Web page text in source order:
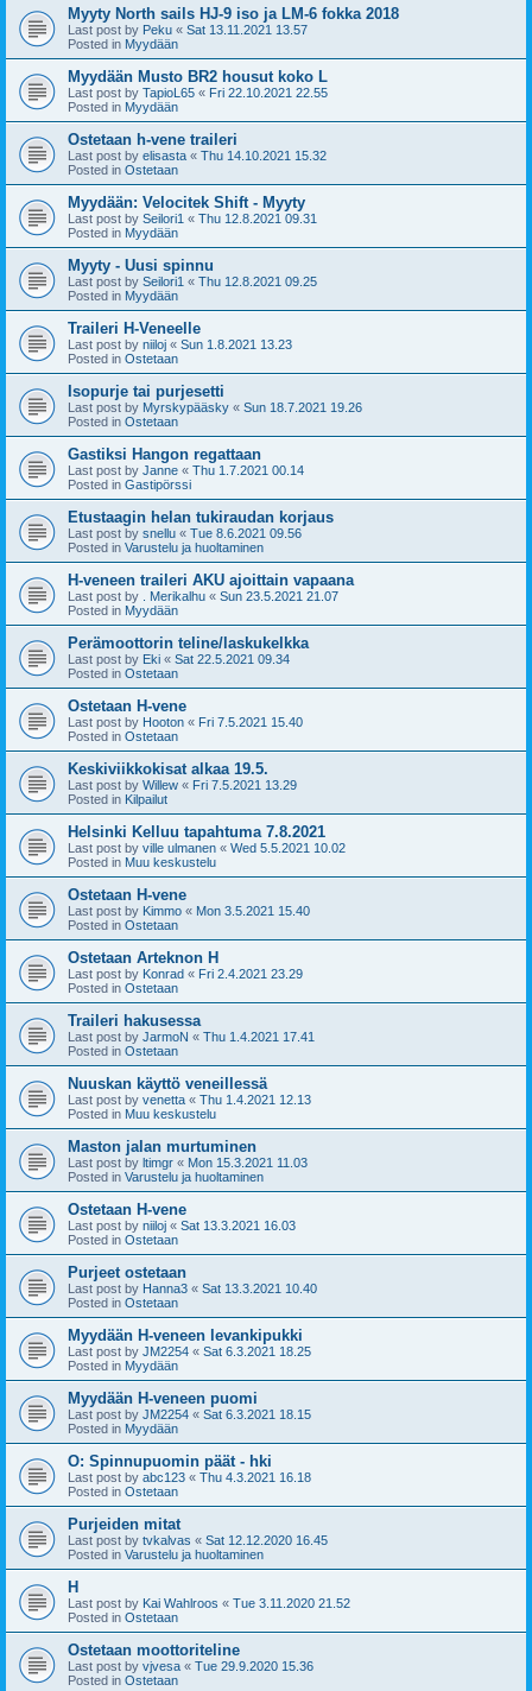
Myyty North sails HJ-9 iso ja LM-6 fokka 2018
Last post by Peku « Sat 13.11.2021 13.57
Posted in Myydään
Myydään Musto BR2 housut koko L
Last post by TapioL65 « Fri 22.10.2021 22.55
Posted in Myydään
Ostetaan h-vene traileri
Last post by elisasta « Thu 14.10.2021 15.32
Posted in Ostetaan
Myydään: Velocitek Shift - Myyty
Last post by Seilori1 « Thu 12.8.2021 09.31
Posted in Myydään
Myyty - Uusi spinnu
Last post by Seilori1 « Thu 12.8.2021 09.25
Posted in Myydään
Traileri H-Veneelle
Last post by niiloj « Sun 1.8.2021 13.23
Posted in Ostetaan
Isopurje tai purjesetti
Last post by Myrskypääsky « Sun 18.7.2021 19.26
Posted in Ostetaan
Gastiksi Hangon regattaan
Last post by Janne « Thu 1.7.2021 00.14
Posted in Gastipörssi
Etustaagin helan tukiraudan korjaus
Last post by snellu « Tue 8.6.2021 09.56
Posted in Varustelu ja huoltaminen
H-veneen traileri AKU ajoittain vapaana
Last post by . Merikalhu « Sun 23.5.2021 21.07
Posted in Myydään
Perämoottorin teline/laskukelkka
Last post by Eki « Sat 22.5.2021 09.34
Posted in Ostetaan
Ostetaan H-vene
Last post by Hooton « Fri 7.5.2021 15.40
Posted in Ostetaan
Keskiviikkokisat alkaa 19.5.
Last post by Willew « Fri 7.5.2021 13.29
Posted in Kilpailut
Helsinki Kelluu tapahtuma 7.8.2021
Last post by ville ulmanen « Wed 5.5.2021 10.02
Posted in Muu keskustelu
Ostetaan H-vene
Last post by Kimmo « Mon 3.5.2021 15.40
Posted in Ostetaan
Ostetaan Arteknon H
Last post by Konrad « Fri 2.4.2021 23.29
Posted in Ostetaan
Traileri hakusessa
Last post by JarmoN « Thu 1.4.2021 17.41
Posted in Ostetaan
Nuuskan käyttö veneillessä
Last post by venetta « Thu 1.4.2021 12.13
Posted in Muu keskustelu
Maston jalan murtuminen
Last post by ltimgr « Mon 15.3.2021 11.03
Posted in Varustelu ja huoltaminen
Ostetaan H-vene
Last post by niiloj « Sat 13.3.2021 16.03
Posted in Ostetaan
Purjeet ostetaan
Last post by Hanna3 « Sat 13.3.2021 10.40
Posted in Ostetaan
Myydään H-veneen levankipukki
Last post by JM2254 « Sat 6.3.2021 18.25
Posted in Myydään
Myydään H-veneen puomi
Last post by JM2254 « Sat 6.3.2021 18.15
Posted in Myydään
O: Spinnupuomin päät - hki
Last post by abc123 « Thu 4.3.2021 16.18
Posted in Ostetaan
Purjeiden mitat
Last post by tvkalvas « Sat 12.12.2020 16.45
Posted in Varustelu ja huoltaminen
H
Last post by Kai Wahlroos « Tue 3.11.2020 21.52
Posted in Ostetaan
Ostetaan moottoriteline
Last post by vjvesa « Tue 29.9.2020 15.36
Posted in Ostetaan